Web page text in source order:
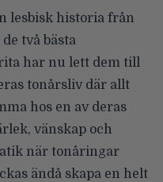
lesbisk historia från
två bästa
har nu lett dem till
tonårsliv där allt
hos en av deras
vänskap och
när tonåringar
ändå skapa en helt